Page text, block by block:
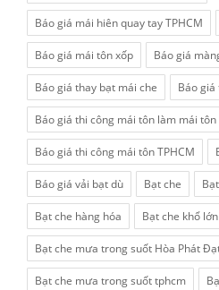
Báo giá mái hiên quay tay TPHCM
Báo giá mái tôn xốp Báo giá
Báo giá thay bạt mái che Báo
Báo giá thi công mái tôn làm mái
Báo giá thi công mái tôn TPHCM
Báo giá vải bạt dù Bạt che
Bạt che hàng hóa Bạt che khổ lớn
Bạt che mưa trong suốt Hòa Phát
Bạt che mưa trong suốt tphcm